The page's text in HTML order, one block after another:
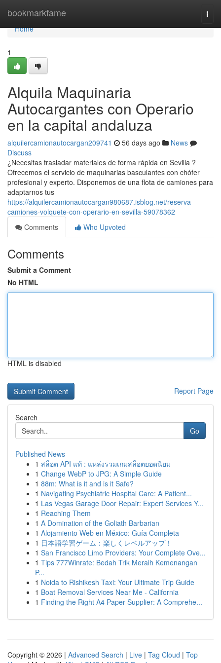
bookmarkfame
Home
Home
1
Alquila Maquinaria
Autocargantes con Operario
en la capital andaluza
alquilercamionautocargan209741 56 days ago
News
Discuss
¿Necesitas trasladar materiales de forma rápida en Sevilla ?
Ofrecemos el servicio de maquinarias basculantes con chófer
profesional y experto. Disponemos de una flota de camiones para
adaptarnos tus
https://alquilercamionautocargan980687.isblog.net/reserva-
camiones-volquete-con-operario-en-sevilla-59078362
Comments
Who Upvoted
Comments
Submit a Comment
No HTML
HTML is disabled
Report Page
Search
Go
Published News
1 สล็อต API แท้ : แหล่งรวมเกมสล็อตยอดนิยม
1 Change WebP to JPG: A Simple Guide
1 88m: What is it and is it Safe?
1 Navigating Psychiatric Hospital Care: A Patient...
1 Las Vegas Garage Door Repair: Expert Services Y...
1 Reaching Them
1 A Domination of the Goliath Barbarian
1 Alojamiento Web en México: Guía Completa
1 日本語学習ゲーム：楽しくレベルアップ！
1 San Francisco Limo Providers: Your Complete Ove...
1 Tips 777Winrate: Bedah Trik Meraih Kemenangan
P...
1 Noida to Rishikesh Taxi: Your Ultimate Trip Guide
1 Boat Removal Services Near Me - California
1 Finding the Right A4 Paper Supplier: A Comprehe...
Copyright © 2026 | Advanced Search | Live | Tag Cloud | Top